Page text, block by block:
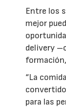
Entre los
mejor
delivery
“La
para las